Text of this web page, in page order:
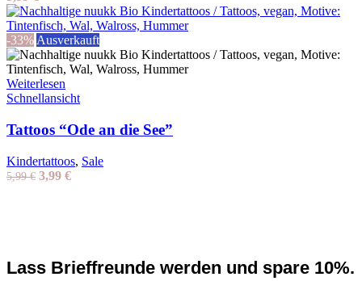
-33%Ausverkauft
Weiterlesen
Schnellansicht
Tattoos “Ode an die See”
Kindertattoos, Sale
5,99€ Ursprünglicher
3,99 €Aktueller
Lass Brieffreunde werden und spare 10%.